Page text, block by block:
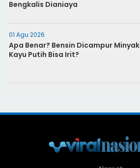
Bengkalis Dianiaya
01 Agu 2026
Apa Benar? Bensin Dicampur Minyak
Kayu Putih Bisa Irit?